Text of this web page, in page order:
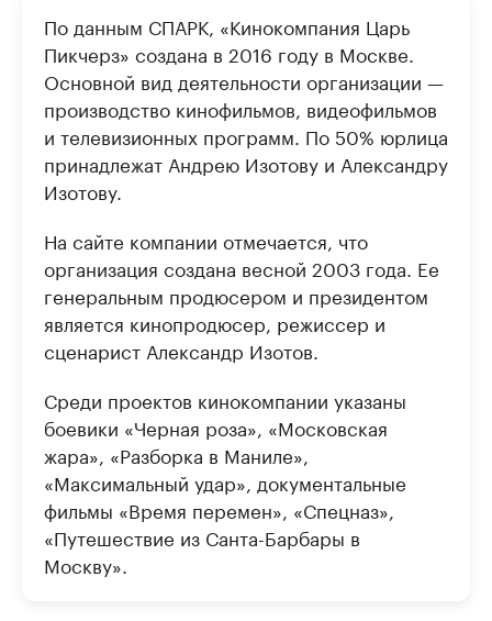
По данным СПАРК, «Кинокомпания Царь
Пикчерз» создана в 2016 году в Москве.
Основной вид деятельности организации —
производство кинофильмов, видеофильмов
и телевизионных программ. По 50% юрлица
принадлежат Андрею Изотову и Александру
Изотову.
На сайте компании отмечается, что
организация создана весной 2003 года. Ее
генеральным продюсером и президентом
является кинопродюсер, режиссер и
сценарист Александр Изотов.
Среди проектов кинокомпании указаны
боевики «Черная роза», «Московская
жара», «Разборка в Маниле»,
«Максимальный удар», документальные
фильмы «Время перемен», «Спецназ»,
«Путешествие из Санта-Барбары в
Москву».